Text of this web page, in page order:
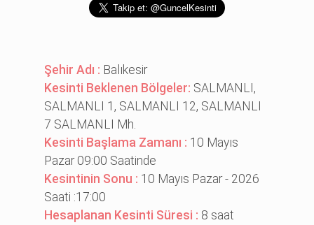
Şehir Adı : Balıkesir
Kesinti Beklenen Bölgeler: SALMANLI,
SALMANLI 1, SALMANLI 12, SALMANLI
7 SALMANLI Mh.
Kesinti Başlama Zamanı : 10 Mayıs
Pazar 09:00 Saatinde
Kesintinin Sonu : 10 Mayıs Pazar - 2026
Saati :17:00
Hesaplanan Kesinti Süresi : 8 saat